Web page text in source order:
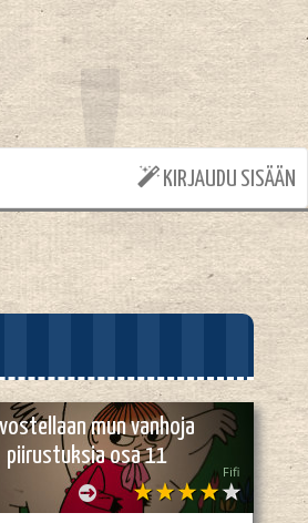
KIRJAUDU SISÄÄN
mun vanhoja
piirustuksia osa 11
Fifi